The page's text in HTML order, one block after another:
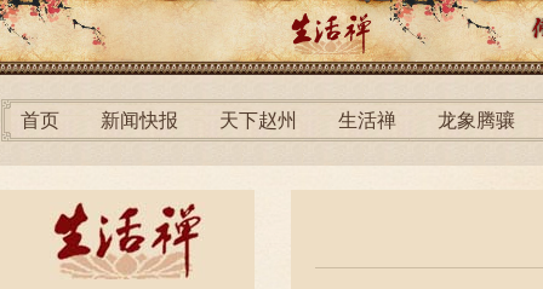
首页 新闻快报 天下赵州 生活禅 龙象腾骧